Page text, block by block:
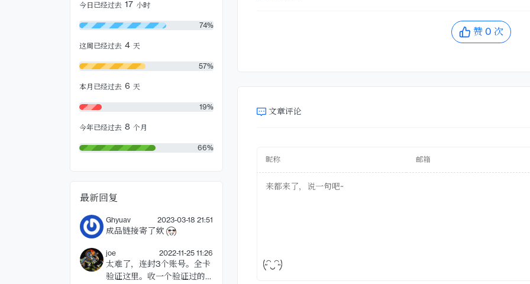
今日已经过去 17 小时
74%
这周已经过去 4 天
57%
本月已经过去 6 天
19%
今年已经过去 8 个月
66%
最新回复
Ghyuav 2023-03-18 21:51
成品链接寄了欸
joe 2022-11-25 11:26
太难了，连封3个账号。全卡
验证这里。收一个验证过的
赞 0 次
文章评论